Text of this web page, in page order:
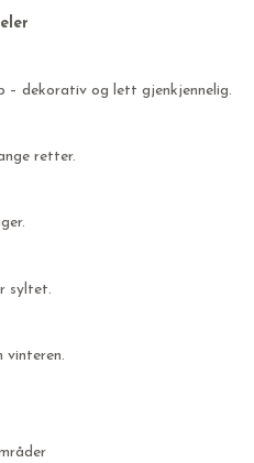
dekorativ og lett gjenkjennelig.
retter.
syltet.
vinteren.